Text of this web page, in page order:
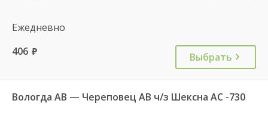
Ежедневно
406 руб. Выбрать
Вологда АВ — Череповец АВ ч/з Шексна АC -730